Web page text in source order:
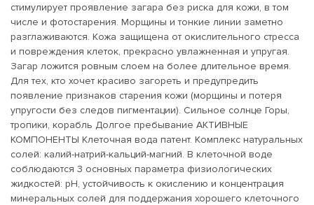
стимулирует проявление загара без риска для кожи, в том
числе и фотостарения. Морщины и тонкие линии заметно
разглаживаются. Кожа защищена от окислительного стресса
и повреждения клеток, прекрасно увлажненная и упругая.
Загар ложится ровным слоем на более длительное время.
Для тех, кто хочет красиво загореть и предупредить
появление признаков старения кожи (морщины и потеря
упругости без следов пигментации). Сильное солнце Горы,
тропики, корабль Долгое пребывание АКТИВНЫЕ
КОМПОНЕНТЫ Клеточная вода патент. Комплекс натуральных
солей: калий-натрий-кальций-магний. В клеточной воде
соблюдаются 3 основных параметра физиологических
жидкостей: pH, устойчивость к окислению и концентрация
минеральных солей для поддержания хорошего клеточного